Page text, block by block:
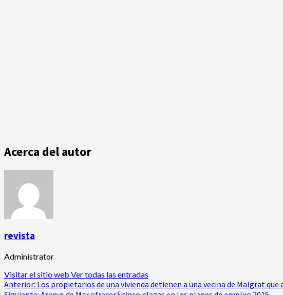
Acerca del autor
revista
Administrator
Visitar el sitio web Ver todas las entradas
Navegación
Anterior: Los propietarios de una vivienda detienen a una vecina de Malgrat que